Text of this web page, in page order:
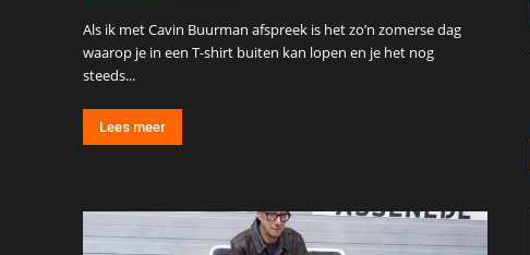
Als ik met Cavin Buurman afspreek is het zo’n zomerse dag
waarop je in een T-shirt buiten kan lopen en je het nog
steeds...
Lees meer